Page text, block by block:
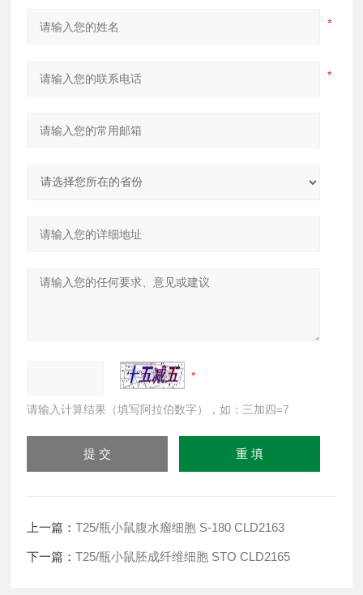
请输入计算结果（填写阿拉伯数字），如：三加四=7
上一篇：T25/瓶小鼠腹水瘤细胞 S-180 CLD2163
下一篇：T25/瓶小鼠胚成纤维细胞 STO CLD2165